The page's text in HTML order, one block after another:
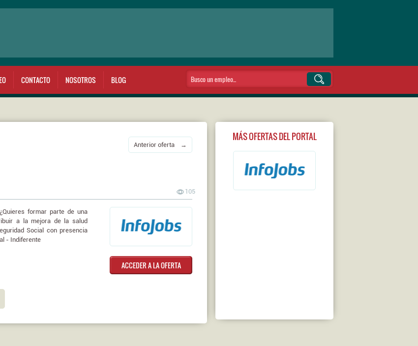
CONTACTO NOSOTROS BLOG
Anterior oferta →
105
formar parte de una
a la mejora de la salud
Social con presencia
- Indiferente
ACCEDER A LA OFERTA
MÁS OFERTAS DEL PORTAL